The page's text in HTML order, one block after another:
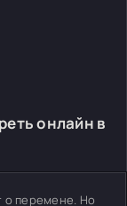
онлайн в
о перемене. Но